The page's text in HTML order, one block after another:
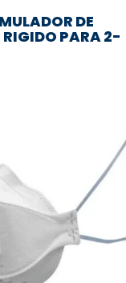
DE
RIGIDO PARA 2-